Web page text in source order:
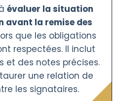
évaluer la situation
avant la remise des
que les obligations
respectées. Il inclut
et des notes précises.
une relation de
les signataires.